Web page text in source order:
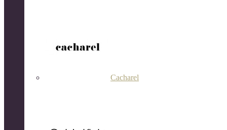
Cacharel